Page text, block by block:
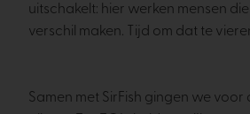
uitschakelt: hier werken mensen
verschil maken. Tijd om dat te
Samen met SirFish gingen we